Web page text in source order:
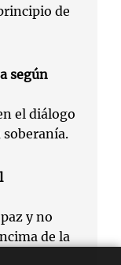
de
según
el diálogo
y no
de la